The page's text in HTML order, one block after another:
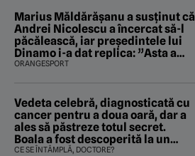
Marius Măldărăşanu a susţinut că
Andrei Nicolescu a încercat să-l
păcălească, iar preşedintele lui
Dinamo i-a dat replica: ”Asta a
fost istoria”
ORANGESPORT
Vedeta celebră, diagnosticată cu
cancer pentru a doua oară, dar a
ales să păstreze totul secret.
Boala a fost descoperită la un
control de rutină
CE SE ÎNTÂMPLĂ, DOCTORE?